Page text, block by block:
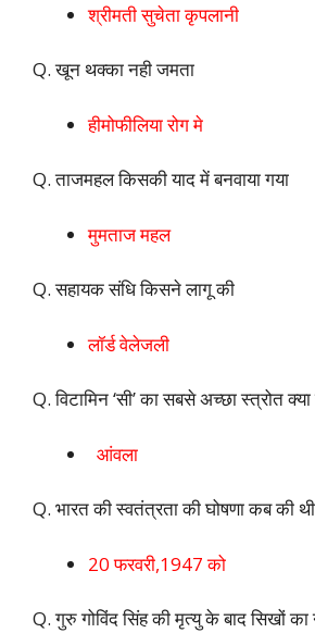
श्रीमती सुचेता कृपलानी
Q. खून थक्का नही जमता
हीमोफीलिया रोग मे
Q. ताजमहल किसकी याद में बनवाया गया
मुमताज महल
Q. सहायक संधि किसने लागू की
लॉर्ड वेलेजली
Q. विटामिन ‘सी’ का सबसे अच्छा स्त्रोत क्या
आंवला
Q. भारत की स्वतंत्रता की घोषणा कब की
20 फरवरी,1947 को
Q. गुरु गोविंद सिंह की मृत्यु के बाद सिखों